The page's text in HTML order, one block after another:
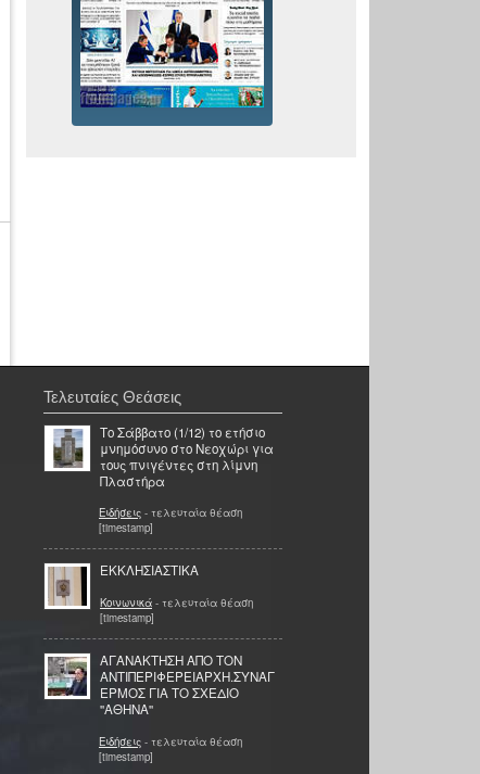
Τελευταίες Θεάσεις
Το Σάββατο (1/12) το ετήσιο
μνημόσυνο στο Νεοχώρι για
τους πνιγέντες στη λίμνη
Πλαστήρα
Ειδήσεις - τελευταία θέαση
[timestamp]
ΕΚΚΛΗΣΙΑΣΤΙΚΑ
Κοινωνικά - τελευταία θέαση
[timestamp]
ΑΓΑΝΑΚΤΗΣΗ ΑΠΟ ΤΟΝ
ΑΝΤΙΠΕΡΙΦΕΡΕΙΑΡΧΗ.ΣΥΝΑΓ
ΕΡΜΟΣ ΓΙΑ ΤΟ ΣΧΕΔΙΟ
''ΑΘΗΝΑ''
Ειδήσεις - τελευταία θέαση
[timestamp]